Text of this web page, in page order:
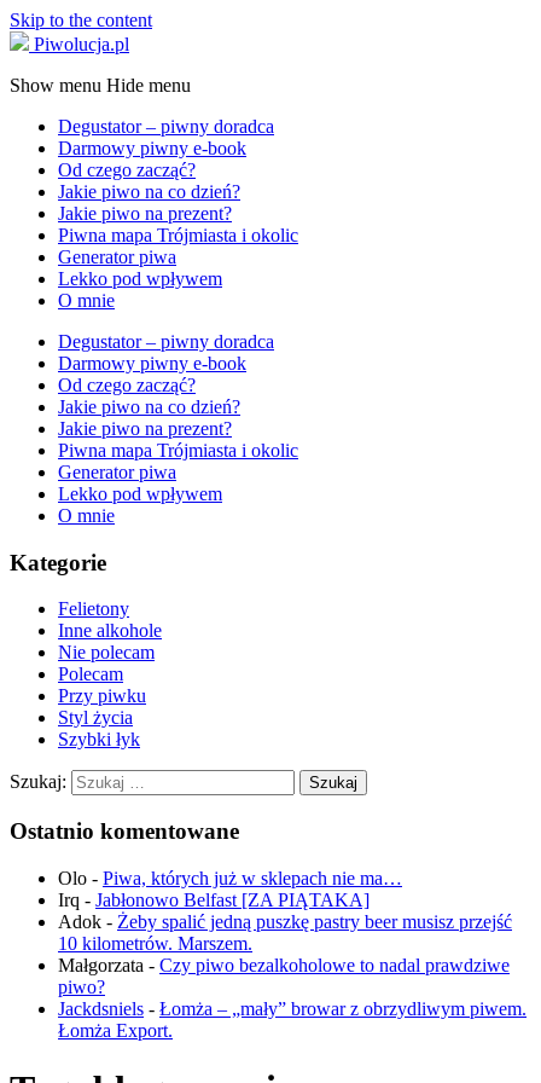
Skip to the content
Piwolucja.pl
Show menu Hide menu
Degustator – piwny doradca
Darmowy piwny e-book
Od czego zacząć?
Jakie piwo na co dzień?
Jakie piwo na prezent?
Piwna mapa Trójmiasta i okolic
Generator piwa
Lekko pod wpływem
O mnie
Degustator – piwny doradca
Darmowy piwny e-book
Od czego zacząć?
Jakie piwo na co dzień?
Jakie piwo na prezent?
Piwna mapa Trójmiasta i okolic
Generator piwa
Lekko pod wpływem
O mnie
Kategorie
Felietony
Inne alkohole
Nie polecam
Polecam
Przy piwku
Styl życia
Szybki łyk
Szukaj:
Ostatnio komentowane
Olo - Piwa, których już w sklepach nie ma…
Irq - Jabłonowo Belfast [ZA PIĄTAKA]
Adok - Żeby spalić jedną puszkę pastry beer musisz przejść
10 kilometrów. Marszem.
Małgorzata - Czy piwo bezalkoholowe to nadal prawdziwe
piwo?
Jackdsniels - Łomża – „mały” browar z obrzydliwym piwem.
Łomża Export.